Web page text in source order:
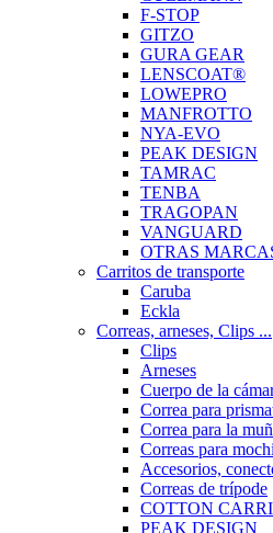
F-STOP
GITZO
GURA GEAR
LENSCOAT®
LOWEPRO
MANFROTTO
NYA-EVO
PEAK DESIGN
TAMRAC
TENBA
TRAGOPAN
VANGUARD
OTRAS
Carritos de transporte
Caruba
Eckla
Correas, arneses, Clips ...
Clips
Arneses
Cuerpo de la
Correa para
Correa para la
Correas para
Accesorios,
Correas de trípode
COTTON
PEAK DESIGN